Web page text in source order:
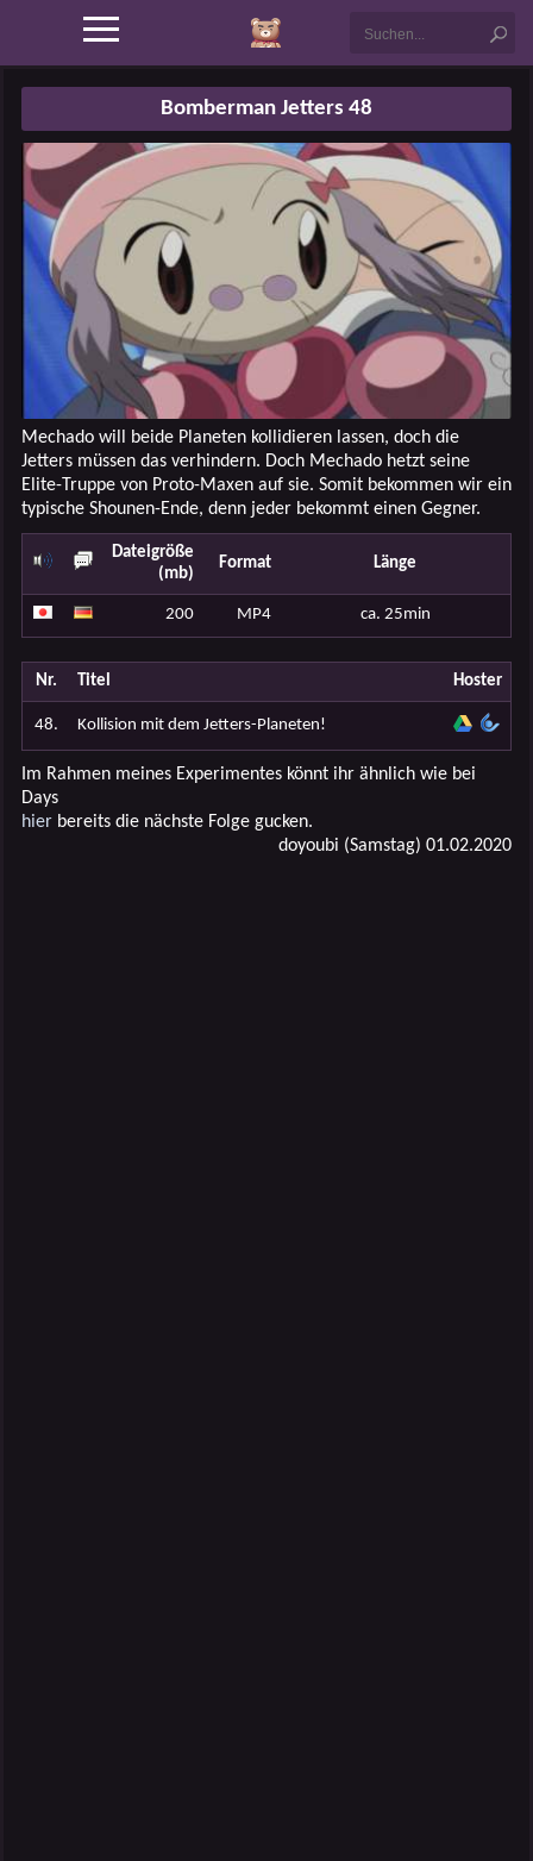
Bomberman Jetters 48
Mechado will beide Planeten kollidieren lassen, doch die
Jetters müssen das verhindern. Doch Mechado hetzt seine
Elite-Truppe von Proto-Maxen auf sie. Somit bekommen wir ein
typische Shounen-Ende, denn jeder bekommt einen Gegner.
Dateigröße
(mb)
Format Länge
200 MP4 ca. 25min
Nr. Titel Hoster
48. Kollision mit dem Jetters-Planeten!
Im Rahmen meines Experimentes könnt ihr ähnlich wie bei
Days
hier bereits die nächste Folge gucken.
doyoubi (Samstag) 01.02.2020